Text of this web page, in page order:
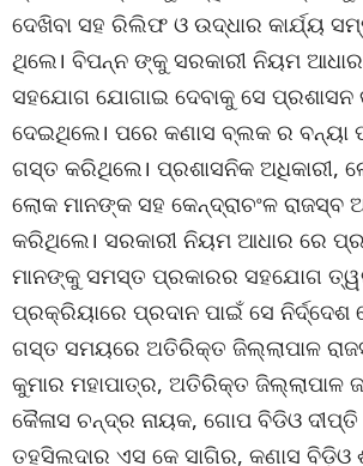
ଦେଖିବା ସହ ରିଲିଫ ଓ ଉଦ୍ଧାର କାର୍ଯ୍ୟ
ଥିଲେ। ବିପନ୍ନ ଙ୍କୁ ସରକାରୀ ନିୟମ
ସହଯୋଗ ଯୋଗାଇ ଦେବାକୁ ସେ ପ୍ରଶାସନ
ଦେଇଥିଲେ। ପରେ କଣାସ ବ୍ଲକ ର ବନ୍ୟା
ଗସ୍ତ କରିଥିଲେ। ପ୍ରଶାସନିକ ଅଧିକାରୀ,
ଲୋକ ମାନଙ୍କ ସହ କେନ୍ଦ୍ରାଚଂଳ
କରିଥିଲେ। ସରକାରୀ ନିୟମ ଆଧାର ରେ
ମାନଙ୍କୁ ସମସ୍ତ ପ୍ରକାରର ସହଯୋଗ
ପ୍ରକ୍ରିୟାରେ ପ୍ରଦାନ ପାଇଁ ସେ ନିର୍ଦ୍ଦେଶ
ଗସ୍ତ ସମୟରେ ଅତିରିକ୍ତ ଜିଲ୍ଲାପାଳ
କୁମାର ମହାପାତ୍ର, ଅତିରିକ୍ତ ଜିଲ୍ଲାପାଳ
କୈଳାସ ଚନ୍ଦ୍ର ନାୟକ, ଗୋପ ବିଡିଓ ଦୀପ୍ତି
ତହସିଲଦାର ଏସ କେ ସାଗିର, କଣାସ ବିଡ଼ିଓ